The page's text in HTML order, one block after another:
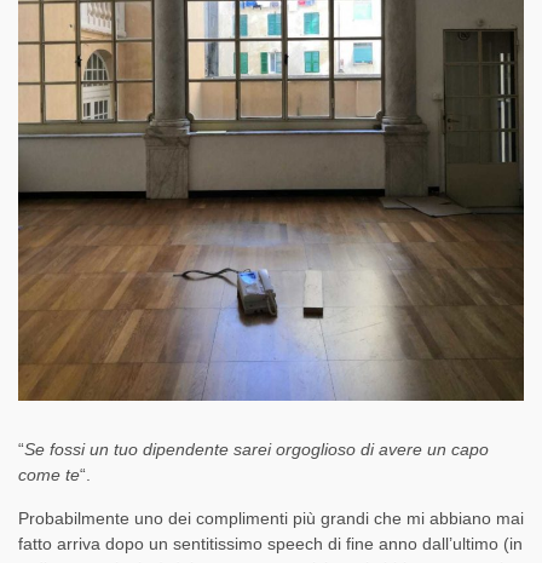
“Se fossi un tuo dipendente sarei orgoglioso di avere un capo
come te“.
Probabilmente uno dei complimenti più grandi che mi abbiano mai
fatto arriva dopo un sentitissimo speech di fine anno dall’ultimo (in